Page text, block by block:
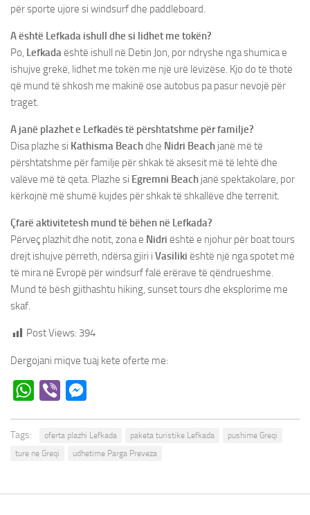
për sporte ujore si windsurf dhe paddleboard.
A është Lefkada ishull dhe si lidhet me tokën?
Po, Lefkadaështë ishull në Detin Jon, por ndryshe nga shumica e
ishujve grekë, lidhet me tokën me një urë lëvizëse. Kjo do të thotë
që mund të shkosh me makinë ose autobus pa pasur nevojë për
traget.
A janë plazhet e Lefkadës të përshtatshme për familje?
Disa plazhe si Kathisma Beachdhe Nidri Beach janë më të
përshtatshme për familje për shkak të aksesit më të lehtë dhe
valëve më të qeta. Plazhe si Egremni Beach janë spektakolare, por
kërkojnë më shumë kujdes për shkak të shkallëve dhe terrenit.
Çfarë aktivitetesh mund të bëhen në Lefkada?
Përveç plazhit dhe notit, zona e Nidri është e njohur për boat tours
drejt ishujve përreth, ndërsa gjiri i Vasiliki është një nga spotet më
të mira në Evropë për windsurf falë erërave të qëndrueshme.
Mund të bësh gjithashtu hiking, sunset tours dhe eksplorime me
skaf.
Post Views: 394
Dergojani miqve tuaj kete oferte me:
WhatsApp
Viber
Tags: oferta plazhi Lefkada paketa turistike Lefkada
pushime Greqi
ture ne Greqi
udhetime Parga Preveza